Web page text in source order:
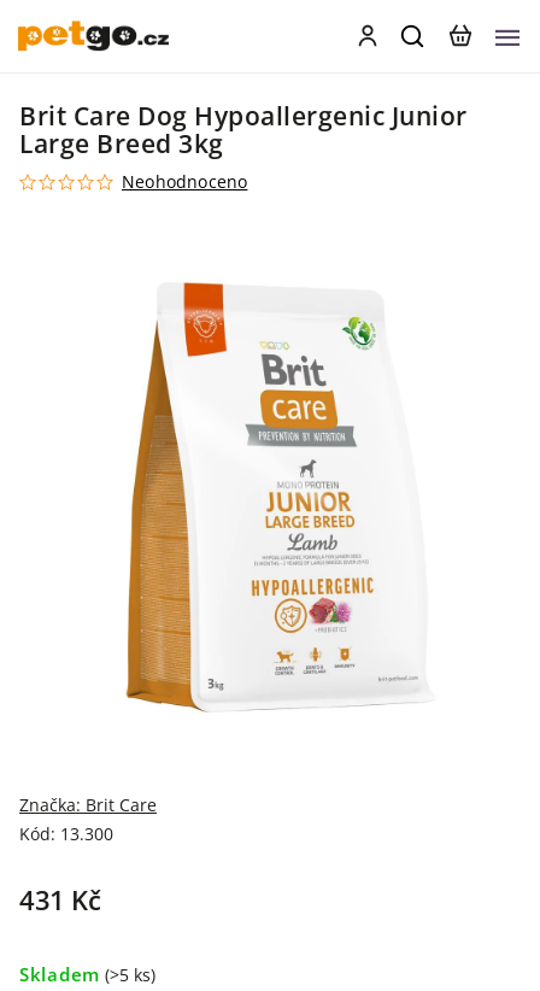
Brit Care Dog Hypoallergenic Junior
Large Breed 3kg
Neohodnoceno
Kód: 13.300
Značka: Brit Care
431 Kč
Skladem (>5 ks)